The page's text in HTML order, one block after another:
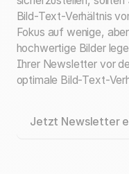
Bild-Text-Verhältnis
Fokus auf wenige,
hochwertige Bilder
Ihrer Newsletter vor
optimale Bild-Text-
Jetzt Newsletter